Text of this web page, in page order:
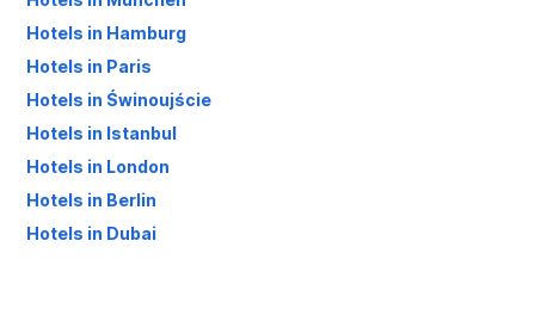
Hotels in Hamburg
Hotels in Paris
Hotels in Świnoujście
Hotels in Istanbul
Hotels in London
Hotels in Berlin
Hotels in Dubai